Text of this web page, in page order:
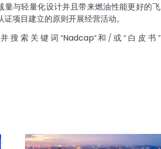
与轻量化设计并且带来燃油性能更好的飞
项目建立的原则开展经营活动。
并搜索关键词“Nadcap”和/或“白皮书”